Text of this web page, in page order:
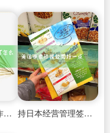
日本永久居住工作签证怎么办 持日本经营管理签证免签国家